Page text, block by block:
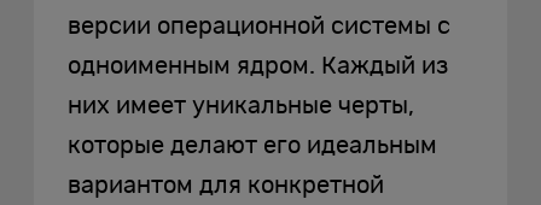
версии операционной системы с
одноименным ядром. Каждый из
них имеет уникальные черты,
которые делают его идеальным
вариантом для конкретной